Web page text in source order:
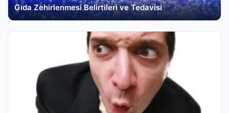
Gıda Zehirlenmesi Belirtileri ve Tedavisi